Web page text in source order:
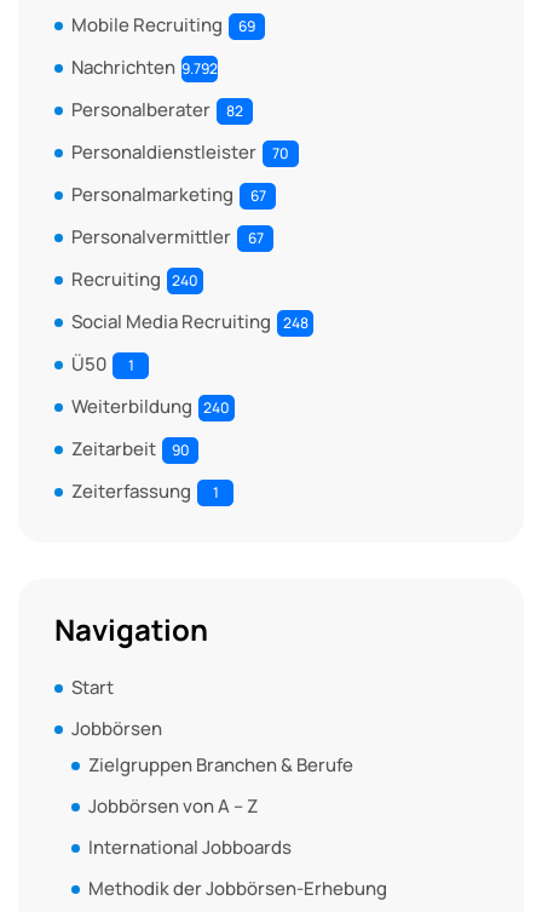
Mobile Recruiting 69
Nachrichten 9.792
Personalberater 82
Personaldienstleister 70
Personalmarketing 67
Personalvermittler 67
Recruiting 240
Social Media Recruiting 248
Ü50 1
Weiterbildung 240
Zeitarbeit 90
Zeiterfassung 1
Navigation
Start
Jobbörsen
Zielgruppen Branchen & Berufe
Jobbörsen von A – Z
International Jobboards
Methodik der Jobbörsen-Erhebung